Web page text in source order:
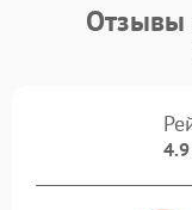
Отзывы
4.9